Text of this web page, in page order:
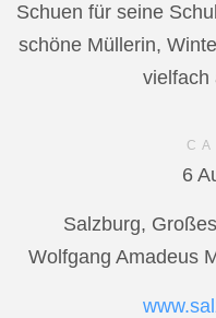
Schuen für seine
schöne Müllerin,
vielfach
6
Salzburg,
Wolfgang Amadeus